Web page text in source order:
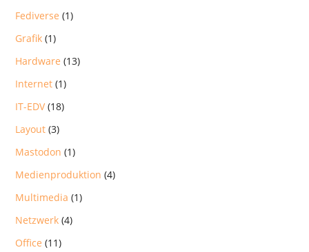
Fediverse (1)
Grafik (1)
Hardware (13)
Internet (1)
IT-EDV(18)
Layout (3)
Mastodon (1)
Medienproduktion (4)
Multimedia (1)
Netzwerk (4)
Office (11)